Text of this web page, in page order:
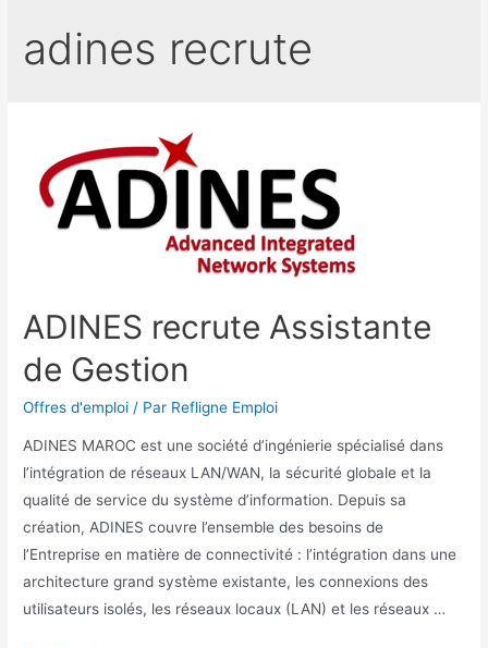
adines recrute
ADINES recrute Assistante
de Gestion
Offres d'emploi / Par Refligne Emploi
ADINES MAROC est une société d’ingénierie spécialisé dans
l’intégration de réseaux LAN/WAN, la sécurité globale et la
qualité de service du système d’information. Depuis sa
création, ADINES couvre l’ensemble des besoins de
l’Entreprise en matière de connectivité : l’intégration dans une
architecture grand système existante, les connexions des
utilisateurs isolés, les réseaux locaux (LAN) et les réseaux …